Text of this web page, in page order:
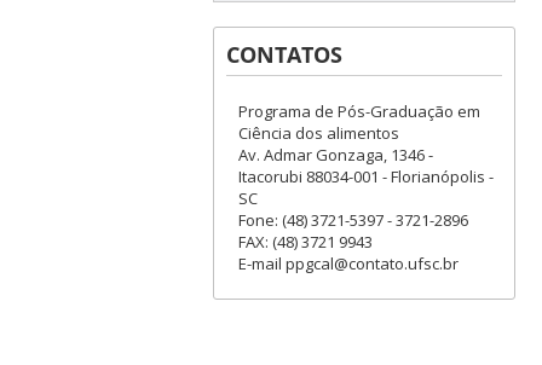
CONTATOS
Programa de Pós-Graduação em
Ciência dos alimentos
Av. Admar Gonzaga, 1346 -
Itacorubi 88034-001 - Florianópolis -
SC
Fone: (48) 3721-5397 - 3721-2896
FAX: (48) 3721 9943
E-mail ppgcal@contato.ufsc.br